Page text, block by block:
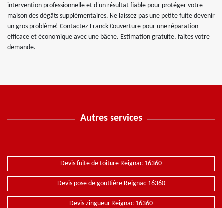
intervention professionnelle et d'un résultat fiable pour protéger votre
maison des dégâts supplémentaires. Ne laissez pas une petite fuite devenir
un gros problème! Contactez Franck Couverture pour une réparation
efficace et économique avec une bâche. Estimation gratuite, faites votre
demande.
Autres services
Devis fuite de toiture Reignac 16360
Devis pose de gouttière Reignac 16360
Devis zingueur Reignac 16360